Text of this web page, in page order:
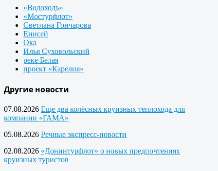
«Водоходъ»
«Мостурфлот»
Светлана Гончарова
Енисей
Ока
Илья Суховольский
реке Белая
проект «Карелия»
Другие новости
07.08.2026 Еще два колёсных круизных теплохода для
компании «ГАМА»
05.08.2026 Речные экспресс-новости
02.08.2026 «Донинтурфлот» о новых предпочтениях
круизных туристов